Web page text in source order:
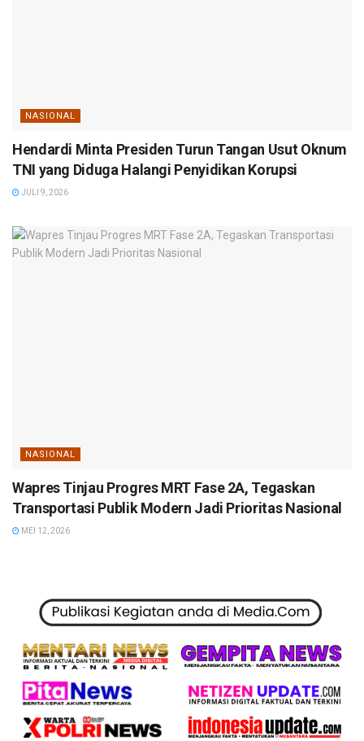
NASIONAL
Hendardi Minta Presiden Turun Tangan Usut Oknum
TNI yang Diduga Halangi Penyidikan Korupsi
JULI 9, 2026
NASIONAL
Wapres Tinjau Progres MRT Fase 2A, Tegaskan
Transportasi Publik Modern Jadi Prioritas Nasional
MEI 12, 2026